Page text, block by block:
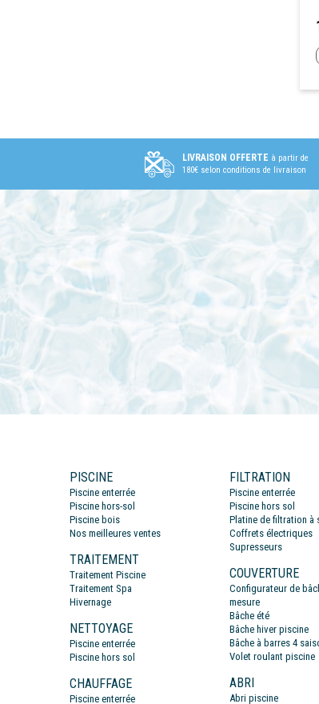
LIVRAISON OFFERTE à partir de
180€ selon conditions de livraison
PISCINE
Piscine enterrée
Piscine hors-sol
Piscine bois
Nos meilleures ventes
TRAITEMENT
Traitement Piscine
Traitement Spa
Hivernage
NETTOYAGE
Piscine enterrée
Piscine hors sol
CHAUFFAGE
Piscine enterrée
FILTRATION
Piscine enterrée
Piscine hors sol
Platine de filtration à
Coffrets électriques
Supresseurs
COUVERTURE
Configurateur de
mesure
Bâche été
Bâche hiver piscine
Bâche à barres 4
Volet roulant piscine
ABRI
Abri piscine